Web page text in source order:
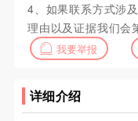
4、如果联系方式涉
理由以及证据我们会
我要举报
详细介绍